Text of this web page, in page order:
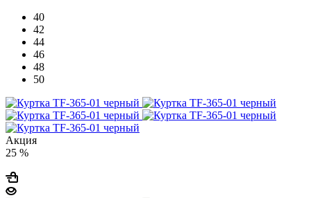
40
42
44
46
48
50
Акция
25 %